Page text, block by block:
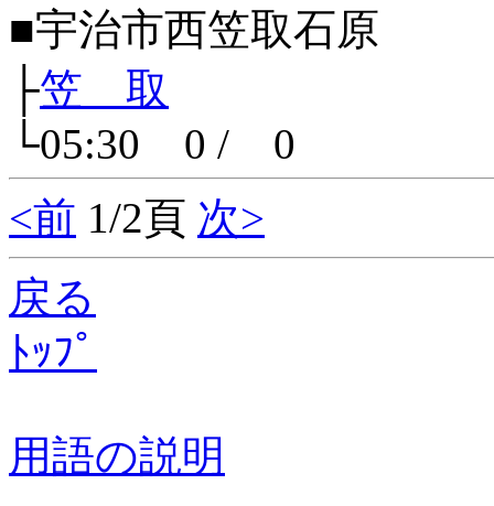
■宇治市西笠取石原
├笠 取
└05:30 0 / 0
<前 1/2頁 次>
戻る
ﾄｯﾌﾟ
用語の説明